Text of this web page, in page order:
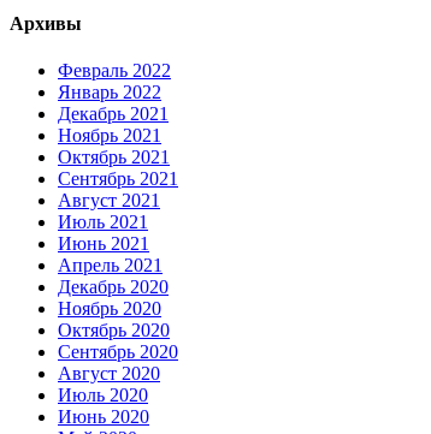
Архивы
Февраль 2022
Январь 2022
Декабрь 2021
Ноябрь 2021
Октябрь 2021
Сентябрь 2021
Август 2021
Июль 2021
Июнь 2021
Апрель 2021
Декабрь 2020
Ноябрь 2020
Октябрь 2020
Сентябрь 2020
Август 2020
Июль 2020
Июнь 2020